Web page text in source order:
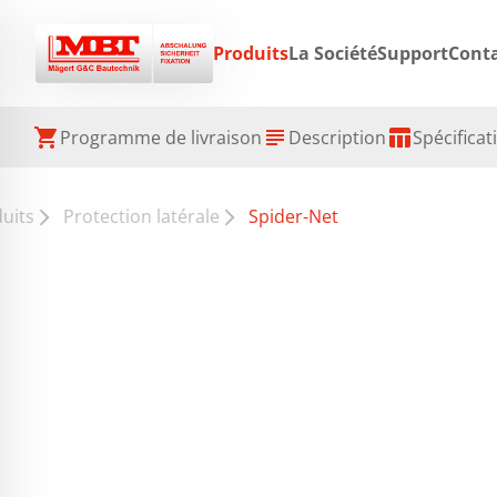
ProduitsLa SociétéSupport
shopping_cartProgramme de livraison subject Descriptiontable_chart
Protection latérale
Spider-Net